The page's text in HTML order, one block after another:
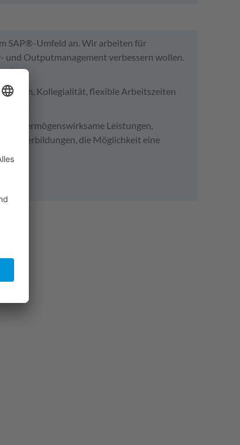
SAP®-Umfeld an. Wir arbeiten für
Outputmanagement verbessern wollen.
Kollegialität, flexible Arbeitszeiten
vermögenswirksame Leistungen,
Weiterbildungen, die Möglichkeit eine